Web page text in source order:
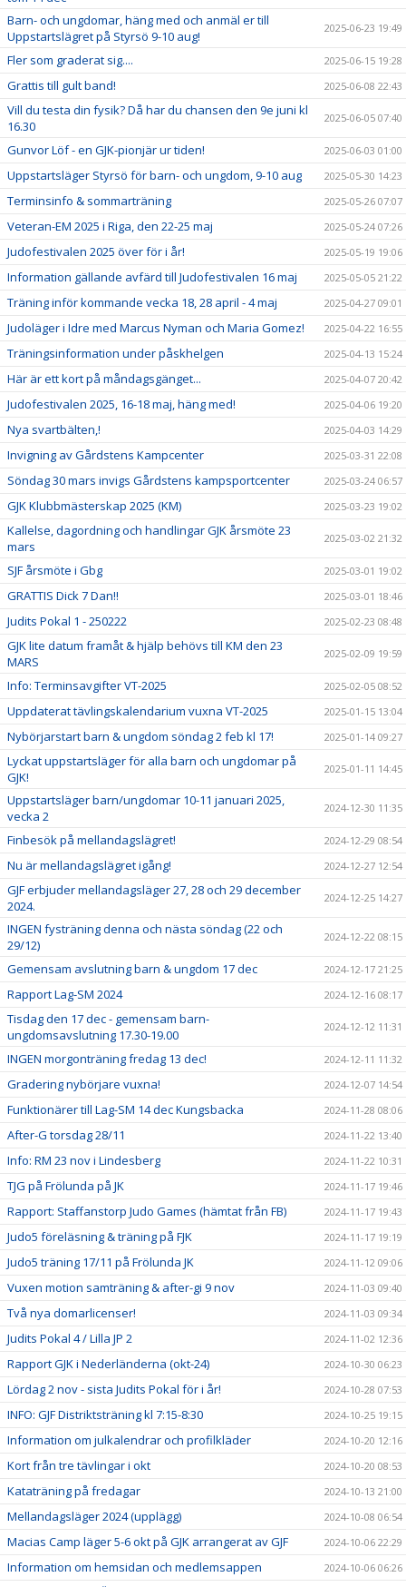
Barn- och ungdomar, häng med och anmäl er till
Uppstartslägret på Styrsö 9-10 aug!
2025-06-23 19:49
Fler som graderat sig.... 2025-06-15 19:28
Grattis till gult band! 2025-06-08 22:43
Vill du testa din fysik? Då har du chansen den 9e juni kl
16.30
2025-06-05 07:40
Gunvor Löf - en GJK-pionjär ur tiden! 2025-06-03 01:00
Uppstartsläger Styrsö för barn- och ungdom, 9-10 aug 2025-05-30 14:23
Terminsinfo & sommarträning 2025-05-26 07:07
Veteran-EM 2025 i Riga, den 22-25 maj 2025-05-24 07:26
Judofestivalen 2025 över för i år! 2025-05-19 19:06
Information gällande avfärd till Judofestivalen 16 maj 2025-05-05 21:22
Träning inför kommande vecka 18, 28 april - 4 maj 2025-04-27 09:01
Judoläger i Idre med Marcus Nyman och Maria Gomez! 2025-04-22 16:55
Träningsinformation under påskhelgen 2025-04-13 15:24
Här är ett kort på måndagsgänget... 2025-04-07 20:42
Judofestivalen 2025, 16-18 maj, häng med! 2025-04-06 19:20
Nya svartbälten,! 2025-04-03 14:29
Invigning av Gårdstens Kampcenter 2025-03-31 22:08
Söndag 30 mars invigs Gårdstens kampsportcenter 2025-03-24 06:57
GJK Klubbmästerskap 2025 (KM) 2025-03-23 19:02
Kallelse, dagordning och handlingar GJK årsmöte 23
mars
2025-03-02 21:32
SJF årsmöte i Gbg 2025-03-01 19:02
GRATTIS Dick 7 Dan!! 2025-03-01 18:46
Judits Pokal 1 - 250222 2025-02-23 08:48
GJK lite datum framåt & hjälp behövs till KM den 23
MARS
2025-02-09 19:59
Info: Terminsavgifter VT-2025 2025-02-05 08:52
Uppdaterat tävlingskalendarium vuxna VT-2025 2025-01-15 13:04
Nybörjarstart barn & ungdom söndag 2 feb kl 17! 2025-01-14 09:27
Lyckat uppstartsläger för alla barn och ungdomar på
GJK!
2025-01-11 14:45
Uppstartsläger barn/ungdomar 10-11 januari 2025,
vecka 2
2024-12-30 11:35
Finbesök på mellandagslägret! 2024-12-29 08:54
Nu är mellandagslägret igång! 2024-12-27 12:54
GJF erbjuder mellandagsläger 27, 28 och 29 december
2024.
2024-12-25 14:27
INGEN fysträning denna och nästa söndag (22 och
29/12)
2024-12-22 08:15
Gemensam avslutning barn & ungdom 17 dec 2024-12-17 21:25
Rapport Lag-SM 2024 2024-12-16 08:17
Tisdag den 17 dec - gemensam barn-
ungdomsavslutning 17.30-19.00
2024-12-12 11:31
INGEN morgonträning fredag 13 dec! 2024-12-11 11:32
Gradering nybörjare vuxna! 2024-12-07 14:54
Funktionärer till Lag-SM 14 dec Kungsbacka 2024-11-28 08:06
After-G torsdag 28/11 2024-11-22 13:40
Info: RM 23 nov i Lindesberg 2024-11-22 10:31
TJG på Frölunda på JK 2024-11-17 19:46
Rapport: Staffanstorp Judo Games (hämtat från FB) 2024-11-17 19:43
Judo5 föreläsning & träning på FJK 2024-11-17 19:19
Judo5 träning 17/11 på Frölunda JK 2024-11-12 09:06
Vuxen motion samträning & after-gi 9 nov 2024-11-03 09:40
Två nya domarlicenser! 2024-11-03 09:34
Judits Pokal 4 / Lilla JP 2 2024-11-02 12:36
Rapport GJK i Nederländerna (okt-24) 2024-10-30 06:23
Lördag 2 nov - sista Judits Pokal för i år! 2024-10-28 07:53
INFO: GJF Distriktsträning kl 7:15-8:30 2024-10-25 19:15
Information om julkalendrar och profilkläder 2024-10-20 12:16
Kort från tre tävlingar i okt 2024-10-20 08:53
Kataträning på fredagar 2024-10-13 21:00
Mellandagsläger 2024 (upplägg) 2024-10-08 06:54
Macias Camp läger 5-6 okt på GJK arrangerat av GJF 2024-10-06 22:29
Information om hemsidan och medlemsappen 2024-10-06 06:26